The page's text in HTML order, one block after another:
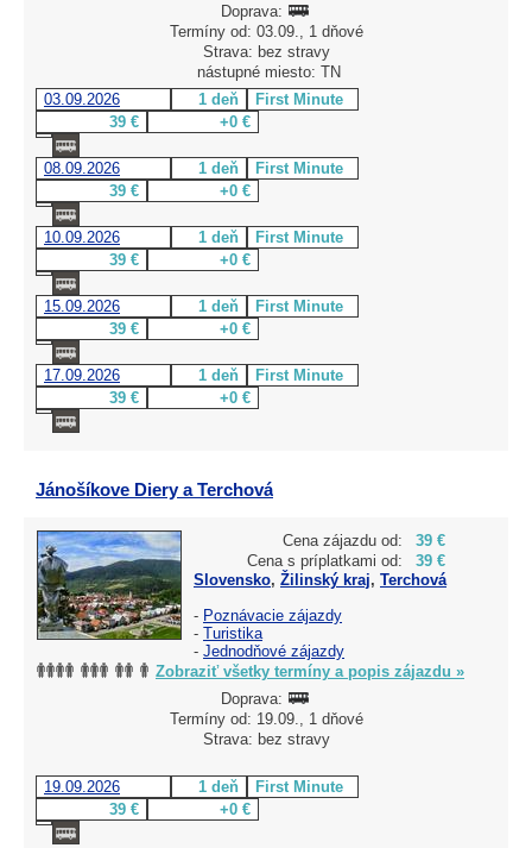
Doprava:
Termíny od: 03.09., 1 dňové
Strava: bez stravy
nástupné miesto: TN
03.09.2026
1 deň
First Minute
39 €
+0 €
08.09.2026 1 deň
First Minute
39 €
+0 €
10.09.2026 1 deň
First Minute
39 €
+0 €
15.09.2026 1 deň
First Minute
39 €
+0 €
17.09.2026 1 deň
First Minute
39 €
+0 €
Jánošíkove Diery a Terchová
Cena zájazdu od:
39 €
Cena s príplatkami od:
39 €
Slovensko, Žilinský kraj, Terchová
- Poznávacie zájazdy
- Turistika
- Jednodňové zájazdy
Zobraziť všetky termíny a popis zájazdu »
Doprava:
Termíny od: 19.09., 1 dňové
Strava: bez stravy
19.09.2026 1 deň
First Minute
39 €
+0 €